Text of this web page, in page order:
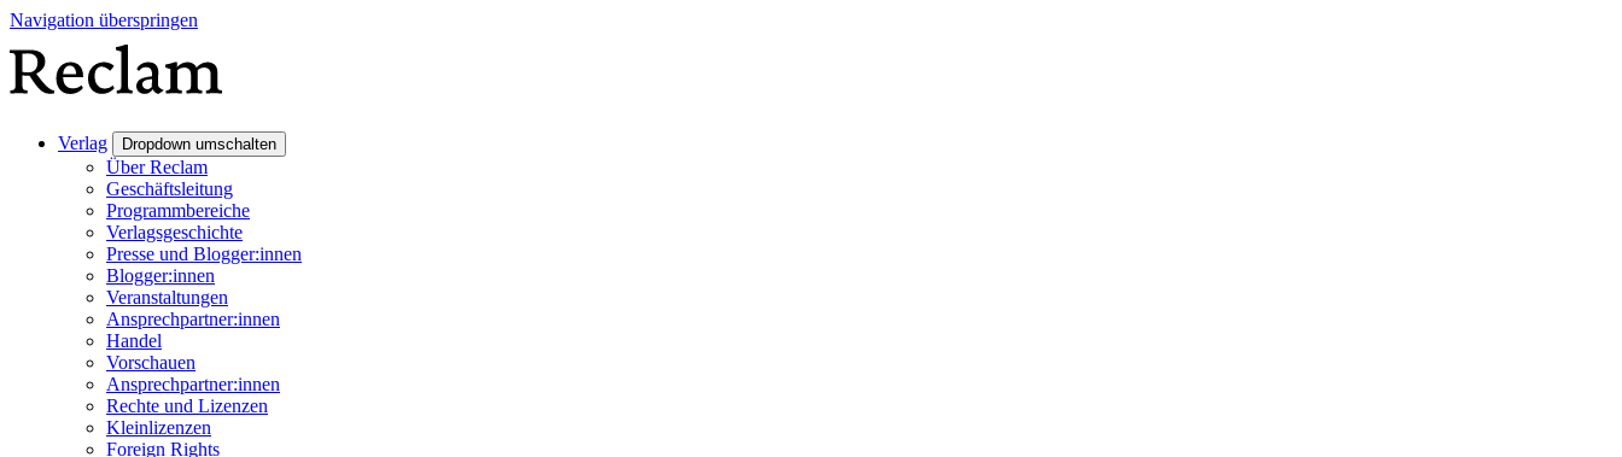
Navigation überspringen
Verlag Dropdown umschalten
Über Reclam
Geschäftsleitung
Programmbereiche
Verlagsgeschichte
Presse und Blogger:innen
Blogger:innen
Veranstaltungen
Ansprechpartner:innen
Handel
Vorschauen
Ansprechpartner:innen
Rechte und Lizenzen
Kleinlizenzen
Foreign Rights